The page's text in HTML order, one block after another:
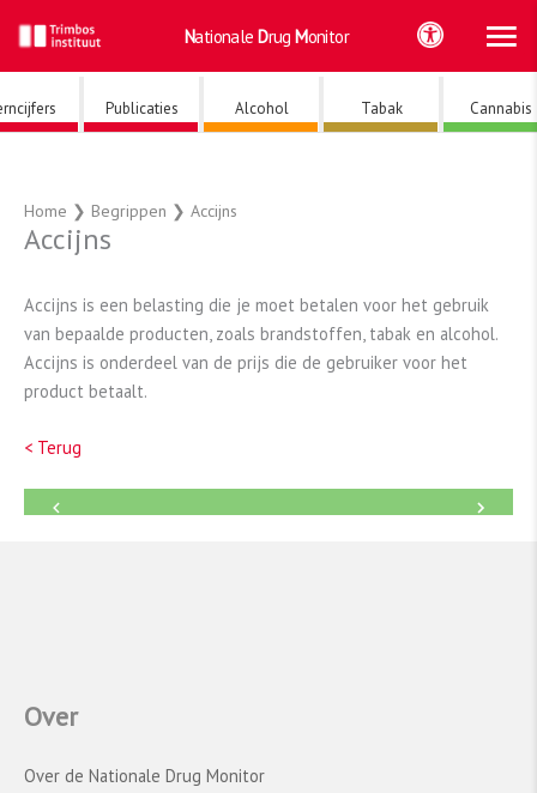
naar
de
inhoud
Nationale Drug Monitor
Publicaties Alcohol Tabak Cannabis
Home ❯ Begrippen ❯ Accijns
Accijns
Accijns is een belasting die je moet betalen voor het gebruik
van bepaalde producten, zoals brandstoffen, tabak en alcohol.
Accijns is onderdeel van de prijs die de gebruiker voor het
product betaalt.
< Terug
→
←
Over
Over de Nationale Drug Monitor